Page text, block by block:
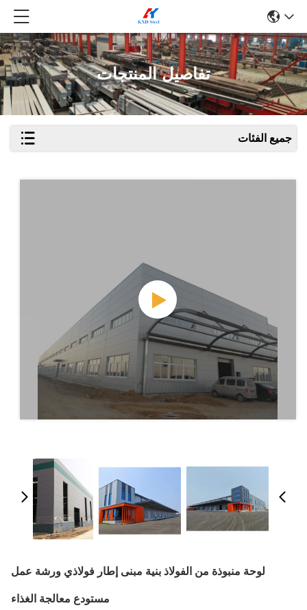
تفاصيل المنتجات
جميع الفئات
لوحة منبوذة من الفولاذ بنية مبنى إطار فولاذي ورشة عمل
مستودع معالجة الغذاء